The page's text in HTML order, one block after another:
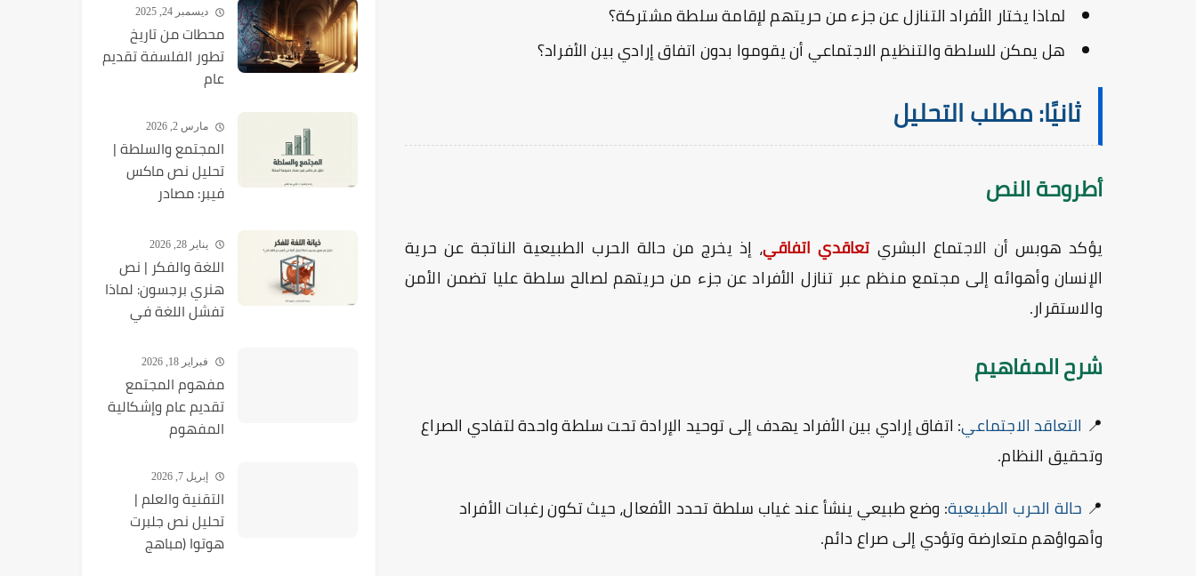
لماذا يختار الأفراد التنازل عن جزء من حريتهم لإقامة سلطة مشتركة؟
هل يمكن للسلطة والتنظيم الاجتماعي أن يقوموا بدون اتفاق إرادي بين الأفراد؟
ثانيًا: مطلب التحليل
أطروحة النص
يؤكد هوبس أن الاجتماع البشري تعاقدي اتفاقي، إذ يخرج من حالة الحرب الطبيعية الناتجة عن حرية
الإنسان وأهوائه إلى مجتمع منظم عبر تنازل الأفراد عن جزء من حريتهم لصالح سلطة عليا تضمن الأمن
والاستقرار.
شرح المفاهيم
📍 التعاقد الاجتماعي: اتفاق إرادي بين الأفراد يهدف إلى توحيد الإرادة تحت سلطة واحدة لتفادي الصراع
وتحقيق النظام.
📍 حالة الحرب الطبيعية: وضع طبيعي ينشأ عند غياب سلطة تحدد الأفعال، حيث تكون رغبات الأفراد
وأهواؤهم متعارضة وتؤدي إلى صراع دائم.
ديسمبر 24, 2025
محطات من تاريخ
تطور الفلسفة تقديم
عام
مارس 2, 2026
المجتمع والسلطة |
تحليل نص ماكس
فيبر: مصادر
(مباهج الفلسفة)
يناير 28, 2026
اللغة والفكر | نص
هنري برجسون: لماذا
تفشل اللغة في
الحي؟
فبراير 18, 2026
مفهوم المجتمع
تقديم عام وإشكالية
المفهوم
إبريل 7, 2026
التقنية والعلم |
تحليل نص جلبرت
هوتوا (مباهج